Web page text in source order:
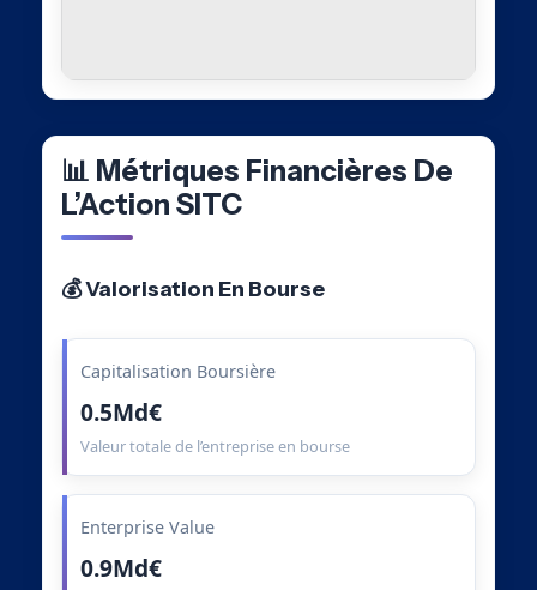
📊 Métriques Financières De
L’Action SITC
💰 Valorisation En Bourse
Capitalisation Boursière
0.5Md€
Valeur totale de l’entreprise en bourse
Enterprise Value
0.9Md€